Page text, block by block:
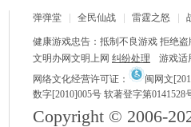
弹弹堂 全民仙战 雷霆之怒
健康游戏忠告：抵制不良游戏 拒绝
文明办网文明上网 纠纷处理
游戏适
网络文化经营许可证：
闽网文
数字[2010]005号 软著登字第0141528
Copyright © 2006-